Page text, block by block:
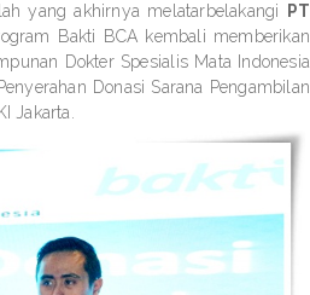
yang akhirnya melatarbelakangi
PT
Bakti BCA kembali memberikan
Dokter Spesialis Mata Indonesia
Donasi Sarana Pengambilan
Jakarta.